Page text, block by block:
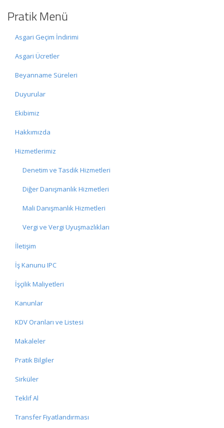
Pratik Menü
Asgari Geçim İndirimi
Asgari Ücretler
Beyanname Süreleri
Duyurular
Ekibimiz
Hakkımızda
Hizmetlerimiz
Denetim ve Tasdik Hizmetleri
Diğer Danışmanlık Hizmetleri
Mali Danışmanlık Hizmetleri
Vergi ve Vergi Uyuşmazlıkları
İletişim
İş Kanunu IPC
İşçilik Maliyetleri
Kanunlar
KDV Oranları ve Listesi
Makaleler
Pratik Bilgiler
Sirküler
Teklif Al
Transfer Fiyatlandırması